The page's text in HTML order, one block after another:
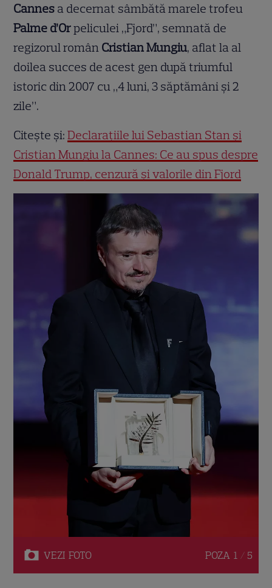
Cannes a decernat sâmbătă marele trofeu
Palme d’Orpeliculei „Fjord”, semnată de
regizorul român Cristian Mungiu, aflat la al
doilea succes de acest gen după triumful
istoric din 2007 cu „4 luni, 3 săptămâni și 2
zile”.
Citește și:Declarațiile lui Sebastian Stan și
Cristian Mungiu la Cannes: Ce au spus despre
Donald Trump, cenzură și valorile din Fjord
VEZI FOTO POZA 1 / 5